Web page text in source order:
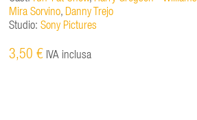
Mira Sorvino, Danny Trejo
Studio: Sony Pictures
3,50 € IVA inclusa